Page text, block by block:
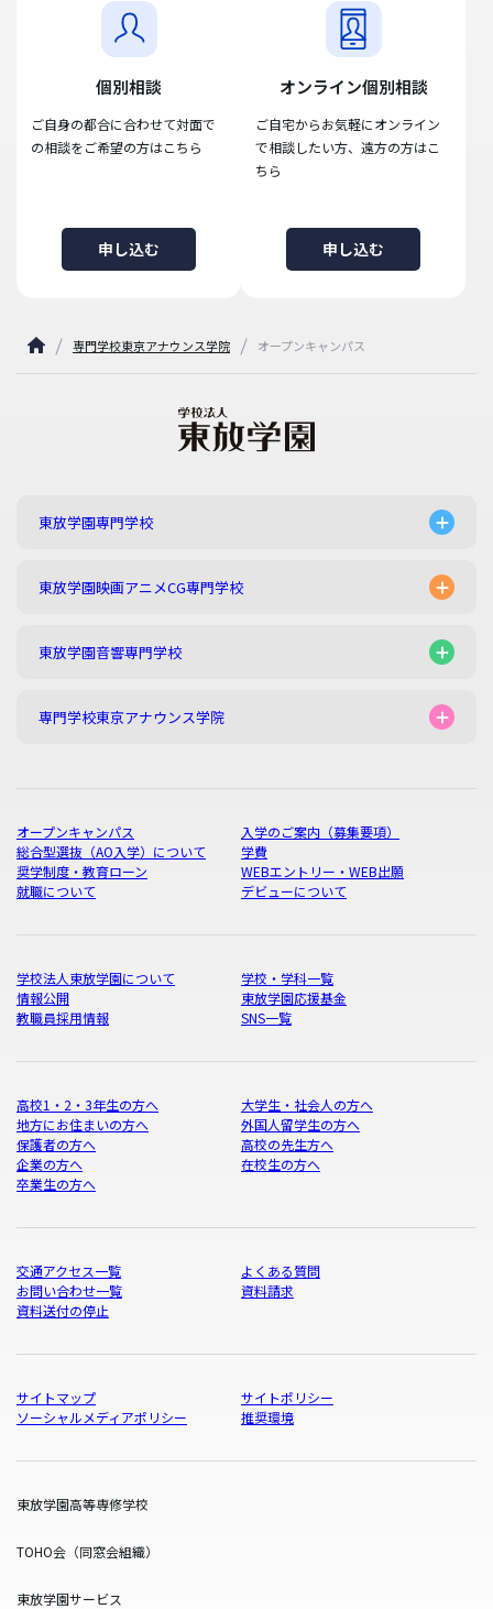
個別相談
ご自身の都合に合わせて対面で
の相談をご希望の方はこちら
申し込む
オンライン個別相談
ご自宅からお気軽にオンライン
で相談したい方、遠方の方はこ
ちら
申し込む
専門学校東京アナウンス学院 オープンキャンパス
東放学園専門学校
東放学園映画アニメCG専門学校
東放学園音響専門学校
専門学校東京アナウンス学院
オープンキャンパス
入学のご案内（募集要項）
総合型選抜（AO入学）について
学費
奨学制度・教育ローン
WEBエントリー・WEB出願
就職について
デビューについて
学校法人東放学園について
学校・学科一覧
情報公開
東放学園応援基金
教職員採用情報
SNS一覧
高校1・2・3年生の方へ
大学生・社会人の方へ
地方にお住まいの方へ
外国人留学生の方へ
保護者の方へ
高校の先生方へ
企業の方へ
在校生の方へ
卒業生の方へ
交通アクセス一覧
よくある質問
お問い合わせ一覧
資料請求
資料送付の停止
サイトマップ
サイトポリシー
ソーシャルメディアポリシー
推奨環境
東放学園高等専修学校
TOHO会（同窓会組織）
東放学園サービス